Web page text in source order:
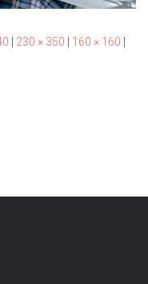
| 230 × 350 | 160 × 160 |